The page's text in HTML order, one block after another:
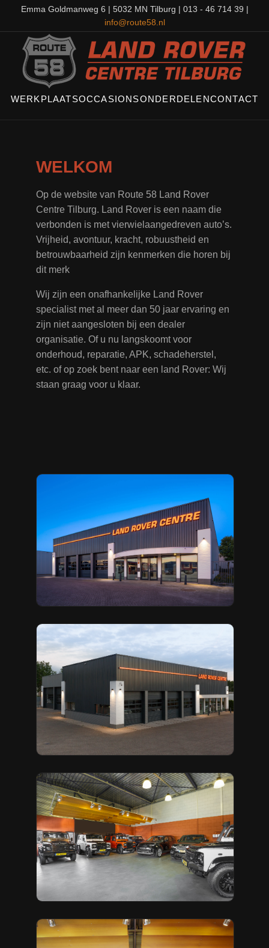
Emma Goldmanweg 6 | 5032 MN Tilburg | 013 - 46 714 39 |
info@route58.nl
WERKPLAATSOCCASIONSONDERDELENCONTACT
WELKOM
Op de website van Route 58 Land Rover
Centre Tilburg. Land Rover is een naam die
verbonden is met vierwielaangedreven auto’s.
Vrijheid, avontuur, kracht, robuustheid en
betrouwbaarheid zijn kenmerken die horen bij
dit merk
Wij zijn een onafhankelijke Land Rover
specialist met al meer dan 50 jaar ervaring en
zijn niet aangesloten bij een dealer
organisatie. Of u nu langskoomt voor
onderhoud, reparatie, APK, schadeherstel,
etc. of op zoek bent naar een land Rover: Wij
staan graag voor u klaar.